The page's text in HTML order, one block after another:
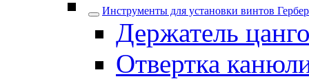
Инструменты для установки винтов
Держатель
Отвертка